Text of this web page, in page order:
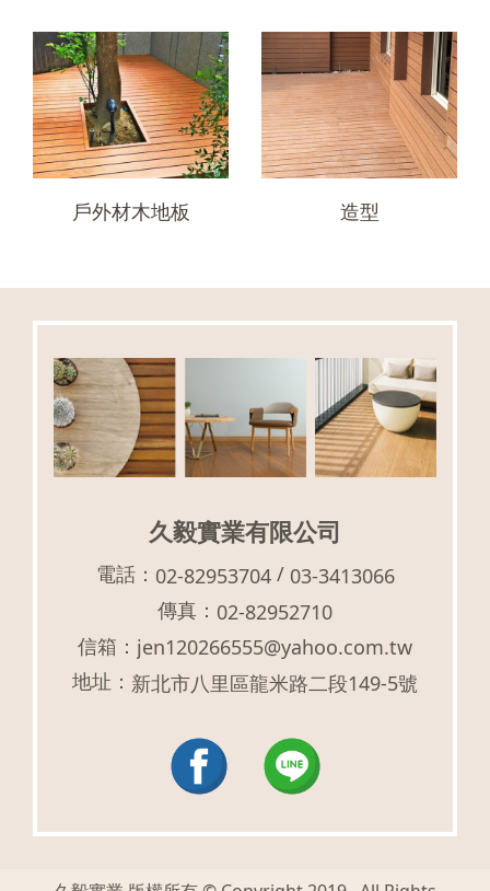
戶外材木地板 造型
久毅實業有限公司
電話： 02-82953704/ 03-3413066
傳真： 02-82952710
信箱： jen120266555@yahoo.com.tw
地址： 新北市八里區龍米路二段149-5號